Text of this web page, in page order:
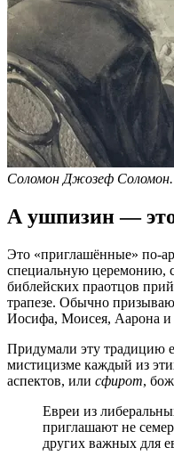
Соломон Джозеф Соломон.
А ушпизин —
Это «приглашённые» по-
специальную церемонию,
библейских праотцов
трапезе. Обычно
Иосифа, Моисея, Аарона и
Придумали эту традицию
мистицизме каждый из
аспектов, или сфирот,
Евреи из
приглашают не
других важных для